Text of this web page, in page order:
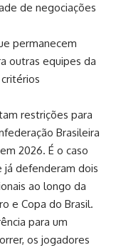
de negociações
permanecem
outras equipes da
restrições para
Brasileira
2026. É o caso
já defenderam dois
ao longo da
e Copa do Brasil.
para um
os jogadores